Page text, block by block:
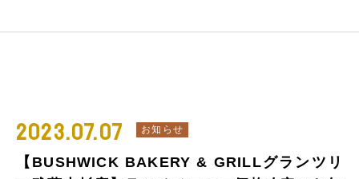
2023.07.07 お知らせ
【BUSHWICK BAKERY & GRILLグランツリ